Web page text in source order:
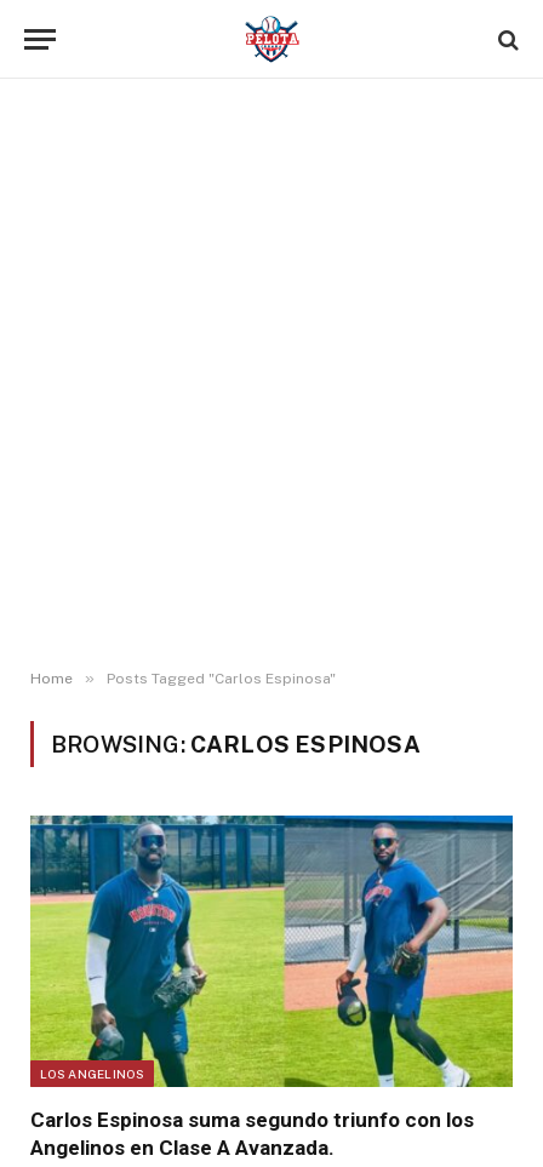
Home » Posts Tagged "Carlos Espinosa"
BROWSING: CARLOS ESPINOSA
LOS ANGELINOS
Carlos Espinosa suma segundo triunfo con los
Angelinos en Clase A Avanzada.